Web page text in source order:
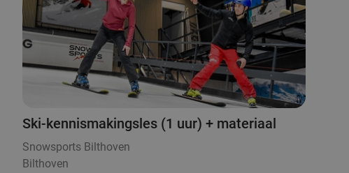
Ski-kennismakingsles (1 uur) + materiaal
Snowsports Bilthoven
Bilthoven